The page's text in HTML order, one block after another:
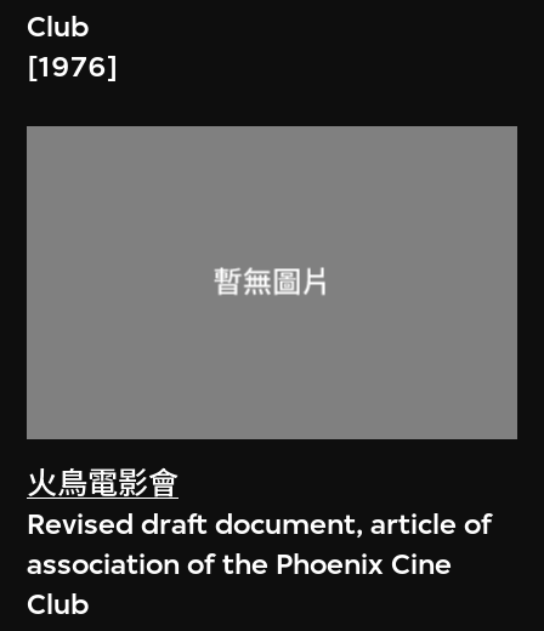
Club
[1976]
火鳥電影會
Revised draft document, article of
association of the Phoenix Cine
Club